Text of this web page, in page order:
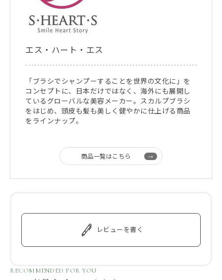
エス・ハート・エス
「ブラシでシャンプーすることを世界の文化に」を
コンセプトに、日本だけではなく、海外にも展開し
ているグローバルな美容メーカー。スカルプブラシ
をはじめ、頭皮も髪も美しく健やかに仕上げる商品
をラインナップ。
商品一覧はこちら
レビューを書く
RECOMMENDED FOR YOU